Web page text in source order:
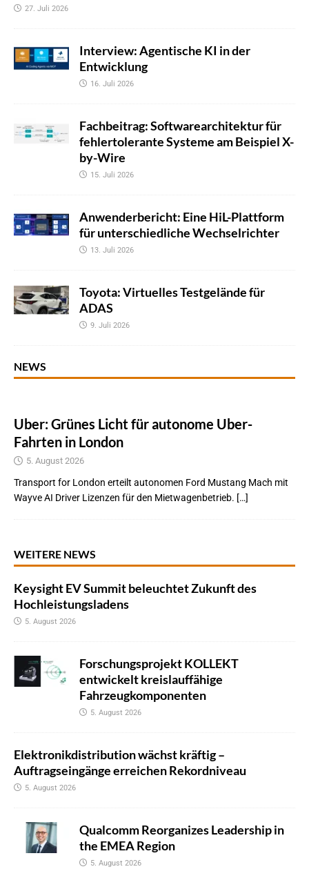
27. Juli 2026
Interview: Agentische KI in der
Entwicklung
16. Juli 2026
Fachbeitrag: Softwarearchitektur für
fehlertolerante Systeme am Beispiel X-
by-Wire
15. Juli 2026
Anwenderbericht: Eine HiL-Plattform
für unterschiedliche Wechselrichter
13. Juli 2026
Toyota: Virtuelles Testgelände für
ADAS
9. Juli 2026
NEWS
Uber: Grünes Licht für autonome Uber-
Fahrten in London
5. August 2026
Transport for London erteilt autonomen Ford Mustang Mach mit
Wayve AI Driver Lizenzen für den Mietwagenbetrieb. […]
WEITERE NEWS
Keysight EV Summit beleuchtet Zukunft des
Hochleistungsladens
5. August 2026
Forschungsprojekt KOLLEKT
entwickelt kreislauffähige
Fahrzeugkomponenten
5. August 2026
Elektronikdistribution wächst kräftig –
Auftragseingänge erreichen Rekordniveau
5. August 2026
Qualcomm Reorganizes Leadership in
the EMEA Region
5. August 2026